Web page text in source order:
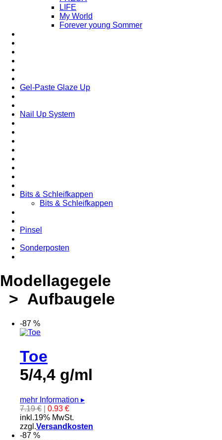
LIFE
My World
Forever young Sommer
Gel-Paste Glaze Up
Nail Up System
Bits & Schleifkappen
Bits & Schleifkappen
Pinsel
Sonderposten
Modellagegele
> Aufbaugele
-87 %
Toe
5/4,4 g/ml
mehr Information ▸
7.19 €
0.93 €
inkl.19% MwSt.
zzgl.Versandkosten
-87 %